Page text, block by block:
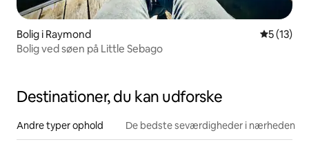
Bolig i Raymond 5 ud af 5
5 (13)
Bolig ved søen på Little Sebago
Destinationer, du kan udforske
Andre typer ophold De bedste seværdigheder i nærheden